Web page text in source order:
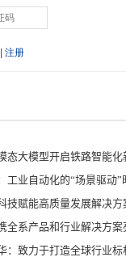
态大模型开启铁路智能化
工业自动化的“场景驱动”
技赋能高质量发展解决方
全系产品和行业解决方
业标杆，为国家的经济高质量发展贡献更大力